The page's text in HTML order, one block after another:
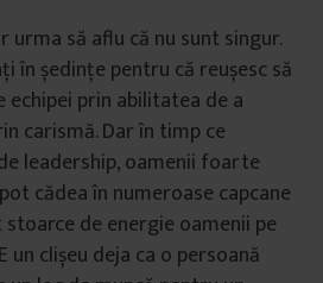
urma să aflu că nu sunt singur.
în ședințe pentru că reușesc să
prin abilitatea de a
carismă. Dar în timp ce
leadership, oamenii foarte
cădea în numeroase capcane
de energie oamenii pe
un clișeu deja ca o persoană